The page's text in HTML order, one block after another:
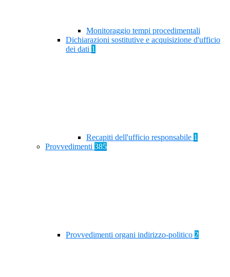
Monitoraggio tempi procedimentali
Dichiarazioni sostitutive e acquisizione d'ufficio
dei dati 1
Recapiti dell'ufficio responsabile 1
Provvedimenti 385
Provvedimenti organi indirizzo-politico 2